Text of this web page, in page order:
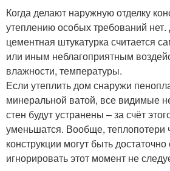
Когда делают наружную отделку
утеплению особых требований нет.
цементная штукатурка считается
или иным неблагоприятным
влажности, температуры.
Если утеплить дом снаружи
минеральной ватой, все видимые
стен будут устранены – за счёт
уменьшатся. Вообще,
конструкции могут быть
игнорировать этот момент не